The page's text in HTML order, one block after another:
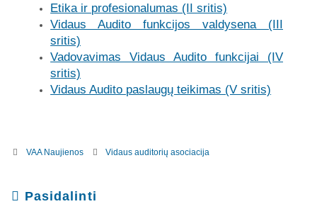
Etika ir profesionalumas (II sritis)
Vidaus Audito funkcijos valdysena (III
sritis)
Vadovavimas Vidaus Audito funkcijai (IV
sritis)
Vidaus Audito paslaugų teikimas (V sritis)
VAA Naujienos Vidaus auditorių asociacija
Pasidalinti